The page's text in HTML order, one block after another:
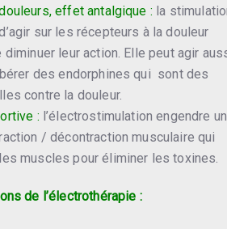
effet antalgique : la
sur les récepteurs à la douleur
leur action. Elle peut agir
des endorphines qui sont des
contre la douleur.
: l’électrostimulation engendre
/ décontraction musculaire qui
muscles pour éliminer les toxines.
de l’électrothérapie :